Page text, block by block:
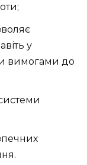
у
вимогами до